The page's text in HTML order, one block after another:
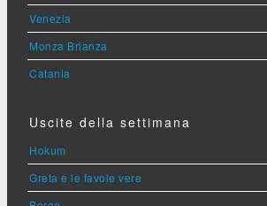
Venezia
Monza Brianza
Catania
Uscite della settimana
Hokum
Greta e le favole vere